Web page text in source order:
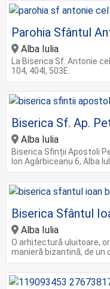
Parohia Sfântul
Alba Iulia
La Biserica Sf. Antonie
104, 404I, 503E.
Biserica Sf. Ap.
Alba Iulia
Biserica Sfinții Apostoli
Ion Agârbiceanu 6, Alba
Biserica Sfântul
Alba Iulia
O arhitectură uluitoare,
manieră bizantină, de un